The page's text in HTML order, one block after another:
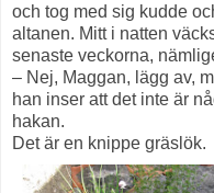
och tog med sig kudde
altanen. Mitt i natten
senaste veckorna,
– Nej, Maggan, lägg av,
han inser att det inte är
hakan.
Det är en knippe gräslök.